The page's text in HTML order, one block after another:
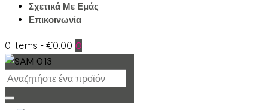
Σχετικά Με Εμάς
Επικοινωνία
0 items -€0.00 0